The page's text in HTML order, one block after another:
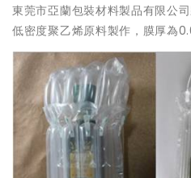
東莞市亞蘭包裝材料製品有限公
低密度聚乙烯原料製作，膜厚為